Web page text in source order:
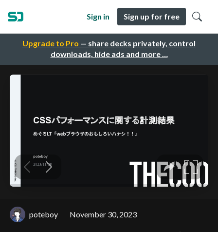
Upgrade to Pro — share decks privately, control
downloads, hide ads and more …
Sign in Sign up for free
poteboy November 30, 2023